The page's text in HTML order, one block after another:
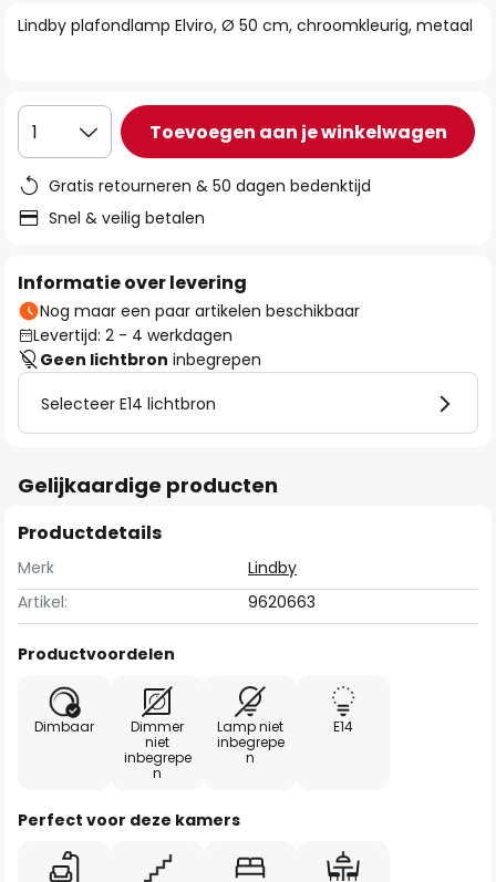
de
Lindby plafondlamp Elviro, Ø 50 cm, chroomkleurig, metaal
1 Toevoegen aan je winkelwagen
Gratis retourneren & 50 dagen bedenktijd
Snel & veilig betalen
Informatie over levering
Nog maar een paar artikelen beschikbaar
Levertijd: 2 - 4 werkdagen
Geen lichtbron inbegrepen
Selecteer E14 lichtbron
Gelijkaardige producten
Productdetails
Merk
Lindby
Artikel:
9620663
Productvoordelen
Dimbaar
Dimmer
niet
inbegrepe
n
Lamp niet
inbegrepe
n
E14
Perfect voor deze kamers